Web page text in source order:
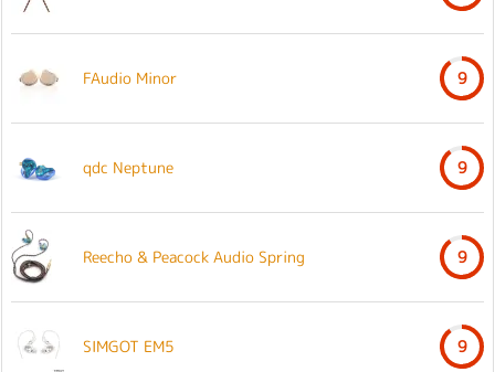
FAudio Minor 9
qdc Neptune 9
Reecho & Peacock Audio Spring 9
SIMGOT EM5 9